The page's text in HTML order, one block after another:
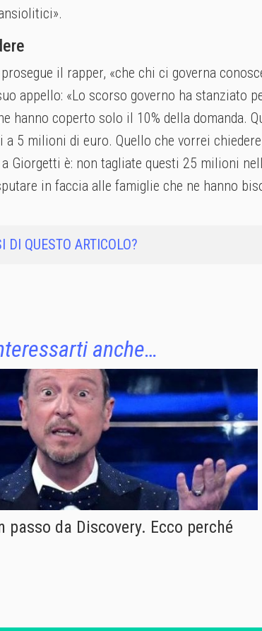
il rapper, «che chi ci governa
appello: «Lo scorso governo ha stanziato
hanno coperto solo il 10% della domanda.
5 milioni di euro. Quello che vorrei
Giorgetti è: non tagliate questi 25 milioni
in faccia alle famiglie che ne hanno
DI QUESTO ARTICOLO?
anche…
passo da Discovery. Ecco perché